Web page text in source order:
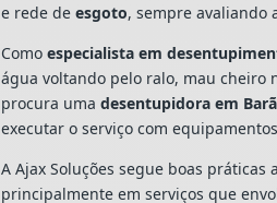
e rede deesgoto, sempre avaliando
Comoespecialista em
água voltando pelo ralo, mau cheiro
procura umadesentupidora em
executar o serviço com
A Ajax Soluções segue boas
principalmente em serviços que